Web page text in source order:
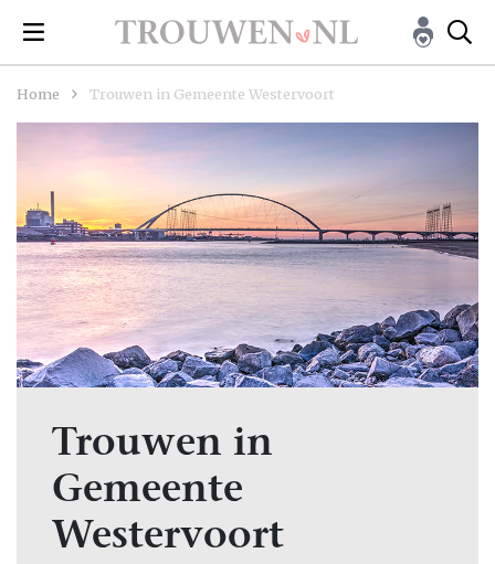
Home Trouwen in Gemeente Westervoort
Trouwen in
Gemeente
Westervoort